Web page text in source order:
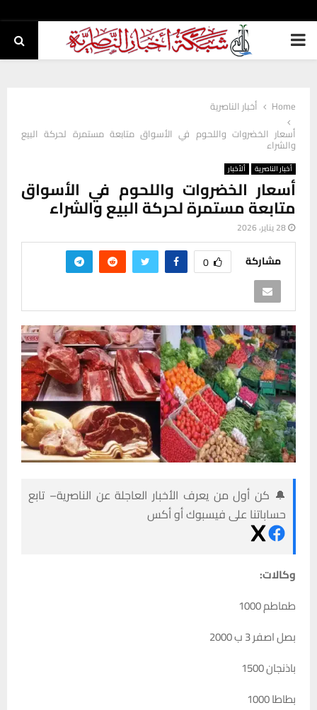
PRIMARY
Home
أخبار الناصرية
أسعار الخضروات واللحوم في الأسواق متابعة مستمرة لحركة البيع
والشراء
أخبار الناصرية ألأخبار
أسعار الخضروات واللحوم في الأسواق
متابعة مستمرة لحركة البيع والشراء
28 يناير، 2026
مشاركة 0
🔔 كن أول من يعرف الأخبار العاجلة عن الناصرية– تابع
حساباتنا على فيسبوك أو أكس
وكالات:
طماطم 1000
بصل اصفر 3 ب 2000
باذنجان 1500
بطاطا 1000